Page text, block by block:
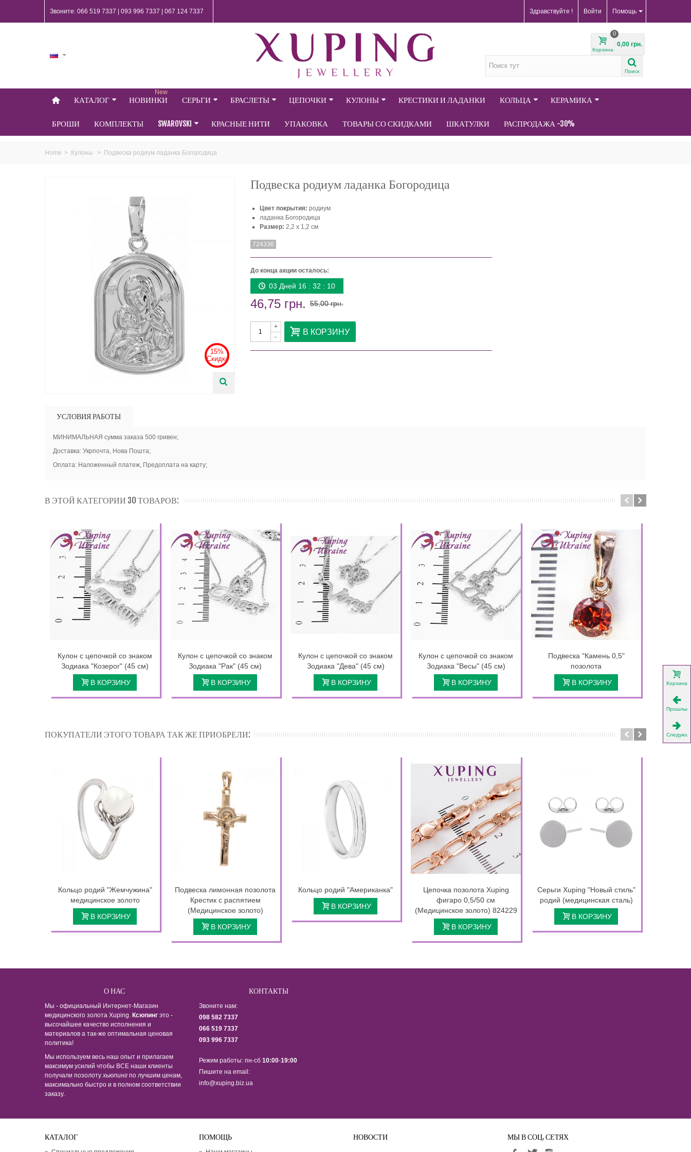
Помощь
Звоните: 066 519 7337 | 093 996 7337 | 067 124 7337 Здравствуйте ! Войти
Корзина
0
0,00 грн.
Поиск
КАТАЛОГ НОВИНКИ
New
СЕРЬГИ БРАСЛЕТЫ ЦЕПОЧКИ КУЛОНЫ КРЕСТИКИ И ЛАДАНКИ КОЛЬЦА КЕРАМИКА
БРОШИ КОМПЛЕКТЫ SWAROVSKI КРАСНЫЕ НИТИ УПАКОВКА ТОВАРЫ СО СКИДКАМИ ШКАТУЛКИ РАСПРОДАЖА -30%
Home > Кулоны > Подвеска родиум ладанка Богородица
15%
Скидка
Подвеска родиум ладанка Богородица
Цвет покрытия: родиум
ладанка Богородица
Размер: 2,2 х 1,2 см
724336
До конца акции осталось:
03 Дней 16 : 32 : 10
46,75 грн. 55,00 грн.
-
+ В КОРЗИНУ
УСЛОВИЯ РАБОТЫ
МИНИМАЛЬНАЯ сумма заказа 500 гривен;
Доставка: Укрпочта, Нова Пошта;
Оплата: Наложенный платеж, Предоплата на карту;
В ЭТОЙ КАТЕГОРИИ 30 ТОВАРОВ:
Кулон с цепочкой со знаком
Зодиака "Козерог" (45 см)
В КОРЗИНУ
Кулон с цепочкой со знаком
Зодиака "Рак" (45 см)
В КОРЗИНУ
Кулон с цепочкой со знаком
Зодиака "Дева" (45 см)
В КОРЗИНУ
Кулон с цепочкой со знаком
Зодиака "Весы" (45 см)
В КОРЗИНУ
Подвеска "Камень 0,5"
позолота
В КОРЗИНУ
см
ПОКУПАТЕЛИ ЭТОГО ТОВАРА ТАК ЖЕ ПРИОБРЕЛИ:
Кольцо родий "Жемчужина"
медицинское золото
В КОРЗИНУ
Подвеска лимонная позолота
Крестик с распятием
(Медицинское золото)
В КОРЗИНУ
Кольцо родий "Американка"
В КОРЗИНУ
Цепочка позолота Xuping
фигаро 0,5/50 см
(Медицинское золото) 824229
В КОРЗИНУ
Серьги Xuping "Новый стиль"
родий (медицинская сталь)
В КОРЗИНУ
О НАС
Мы - официальный Интернет-Магазин
медицинского золота Xuping. Ксюпинг это -
высочайшее качество исполнения и
материалов а так-же оптимальная ценовая
политика!
Мы используем весь наш опыт и прилагаем
максимум усилий чтобы ВСЕ наши клиенты
получали позолотухьюпинг по лучшим ценам,
максимально быстро и в полном соответствии
заказу.
КОНТАКТЫ
Звоните нам:
098 582 7337
066 519 7337
093 996 7337
Режим работы: пн-сб 10:00-19:00
Пишите на email:
info@xuping.biz.ua
КАТАЛОГ ПОМОЩЬ НОВОСТИ МЫ В СОЦ. СЕТЯХ
Корзина
Прошлый